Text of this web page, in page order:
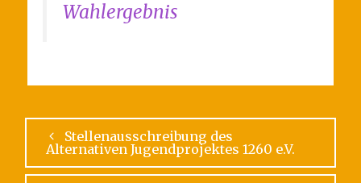
Wahlergebnis
Stellenausschreibung des
Alternativen Jugendprojektes 1260 e.V.